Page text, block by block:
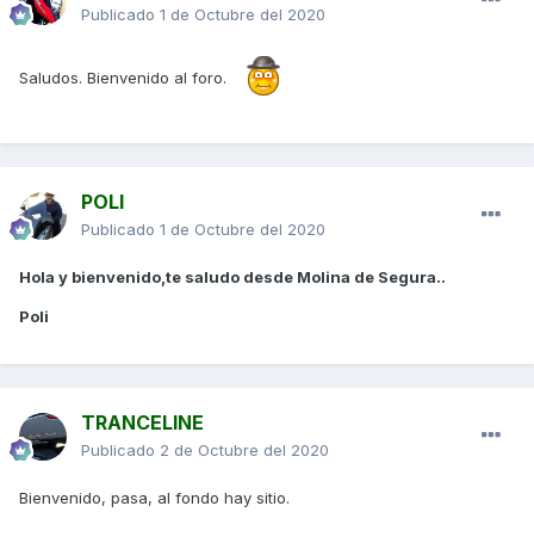
Publicado 1 de Octubre del 2020
Saludos. Bienvenido al foro.
POLI
Publicado 1 de Octubre del 2020
Hola y bienvenido,te saludo desde Molina de Segura..
Poli
TRANCELINE
Publicado 2 de Octubre del 2020
Bienvenido, pasa, al fondo hay sitio.